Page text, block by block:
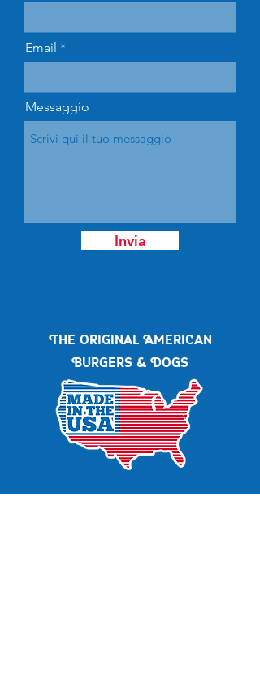
Email
Messaggio
Invia
The original American
Burgers & Dogs